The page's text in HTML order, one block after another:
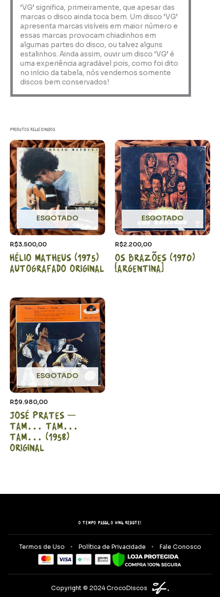
‘VG’ significa, primeiramente, que apesar das
marcas o disco ainda toca bem. Um disco ‘VG’
apresenta marcas visíveis em maior número e
essas marcas provocam chiadinhos em
algumas partes do disco, ou talvez alguns
estalinhos. Ainda assim, ouvir um disco ‘VG’ é
uma experiência agradável pois, como foi dito
no início da tabela, nós vendemos somente
discos bem conservados!
Produtos relacionados
ESGOTADO
R$3.500,00
Hélio Matheus (1975)
Autografado Original
ESGOTADO
R$2.200,00
Os Brazões (1970)
[Argentina]
ESGOTADO
R$9.980,00
José Prates –
Tam… Tam…
Tam… (1958)
Original
O tempo passa, o vinil resiste!
Termos de Uso Política de Privacidade Fale Conosco
Copyright © 2024 CrocoDiscos